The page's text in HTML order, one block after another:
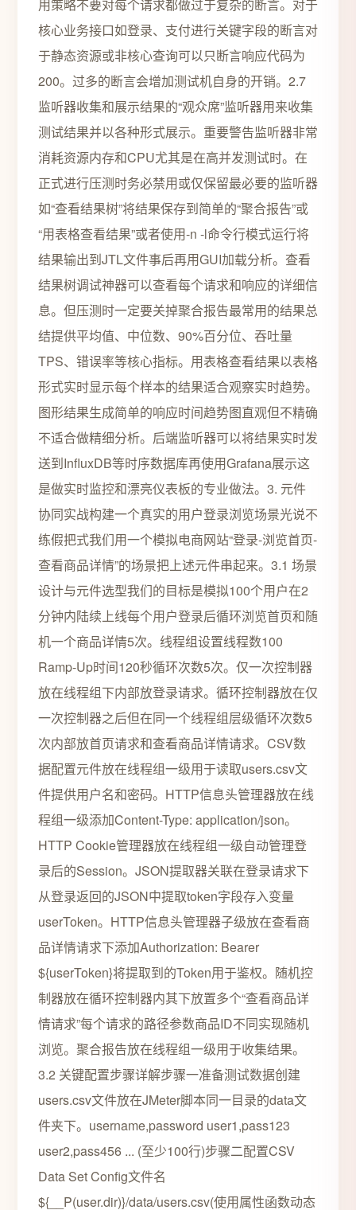
用策略不要对每个请求都做过于复杂的断言。对于
核心业务接口如登录、支付进行关键字段的断言对
于静态资源或非核心查询可以只断言响应代码为
200。过多的断言会增加测试机自身的开销。2.7
监听器收集和展示结果的“观众席”监听器用来收集
测试结果并以各种形式展示。重要警告监听器非常
消耗资源内存和CPU尤其是在高并发测试时。在
正式进行压测时务必禁用或仅保留最必要的监听器
如“查看结果树”将结果保存到简单的“聚合报告”或
“用表格查看结果”或者使用-n -l命令行模式运行将
结果输出到JTL文件事后再用GUI加载分析。查看
结果树调试神器可以查看每个请求和响应的详细信
息。但压测时一定要关掉聚合报告最常用的结果总
结提供平均值、中位数、90%百分位、吞吐量
TPS、错误率等核心指标。用表格查看结果以表格
形式实时显示每个样本的结果适合观察实时趋势。
图形结果生成简单的响应时间趋势图直观但不精确
不适合做精细分析。后端监听器可以将结果实时发
送到InfluxDB等时序数据库再使用Grafana展示这
是做实时监控和漂亮仪表板的专业做法。3. 元件
协同实战构建一个真实的用户登录浏览场景光说不
练假把式我们用一个模拟电商网站“登录-浏览首页-
查看商品详情”的场景把上述元件串起来。3.1 场景
设计与元件选型我们的目标是模拟100个用户在2
分钟内陆续上线每个用户登录后循环浏览首页和随
机一个商品详情5次。线程组设置线程数100
Ramp-Up时间120秒循环次数5次。仅一次控制器
放在线程组下内部放登录请求。循环控制器放在仅
一次控制器之后但在同一个线程组层级循环次数5
次内部放首页请求和查看商品详情请求。CSV数
据配置元件放在线程组一级用于读取users.csv文
件提供用户名和密码。HTTP信息头管理器放在线
程组一级添加Content-Type: application/json。
HTTP Cookie管理器放在线程组一级自动管理登
录后的Session。JSON提取器关联在登录请求下
从登录返回的JSON中提取token字段存入变量
userToken。HTTP信息头管理器子级放在查看商
品详情请求下添加Authorization: Bearer
${userToken}将提取到的Token用于鉴权。随机控
制器放在循环控制器内其下放置多个“查看商品详
情请求”每个请求的路径参数商品ID不同实现随机
浏览。聚合报告放在线程组一级用于收集结果。
3.2 关键配置步骤详解步骤一准备测试数据创建
users.csv文件放在JMeter脚本同一目录的data文
件夹下。username,password user1,pass123
user2,pass456 ... (至少100行)步骤二配置CSV
Data Set Config文件名
${__P(user.dir)}/data/users.csv(使用属性函数动态